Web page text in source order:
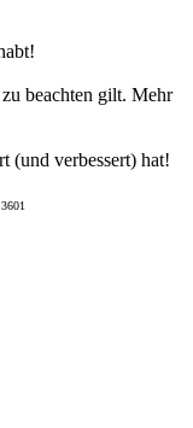
zu beachten gilt. Mehr
(und verbessert) hat!
3601